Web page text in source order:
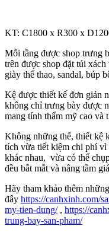
KT: C1800 x R300 x
Mỗi tầng được shop trưng
trên được shop đặt túi
giày thể thao, sandal, búp
Kệ được thiết kế đơn giản
không chỉ trưng bày được
mang tính thẩm mỹ cao và
Không những thế, thiết kệ
tích vừa tiết kiệm chi phí vì
khác nhau, vừa có thể
đều bắt mắt và nâng tầm
Hãy tham khảo thêm
đây https://canhxinh.com/
my-tien-dung/, https://
trung-bay-san-pham/